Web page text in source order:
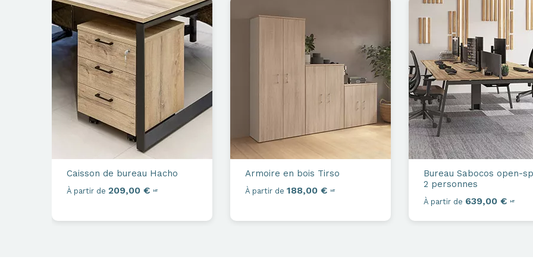
Caisson de bureau Hacho
À partir de 209,00 € HT
Armoire en bois Tirso
À partir de 188,00 € HT
Bureau Sabocos open-
2 personnes
À partir de 639,00 € HT